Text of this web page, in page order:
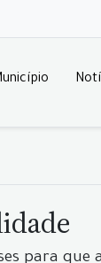
para